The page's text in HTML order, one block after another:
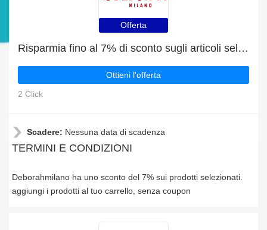
Offerta
Risparmia fino al 7% di sconto sugli articoli selezionati
Ottieni l'offerta
2 Click
Scadere: Nessuna data di scadenza
TERMINI E CONDIZIONI
Deborahmilano ha uno sconto del 7% sui prodotti selezionati.
aggiungi i prodotti al tuo carrello, senza coupon